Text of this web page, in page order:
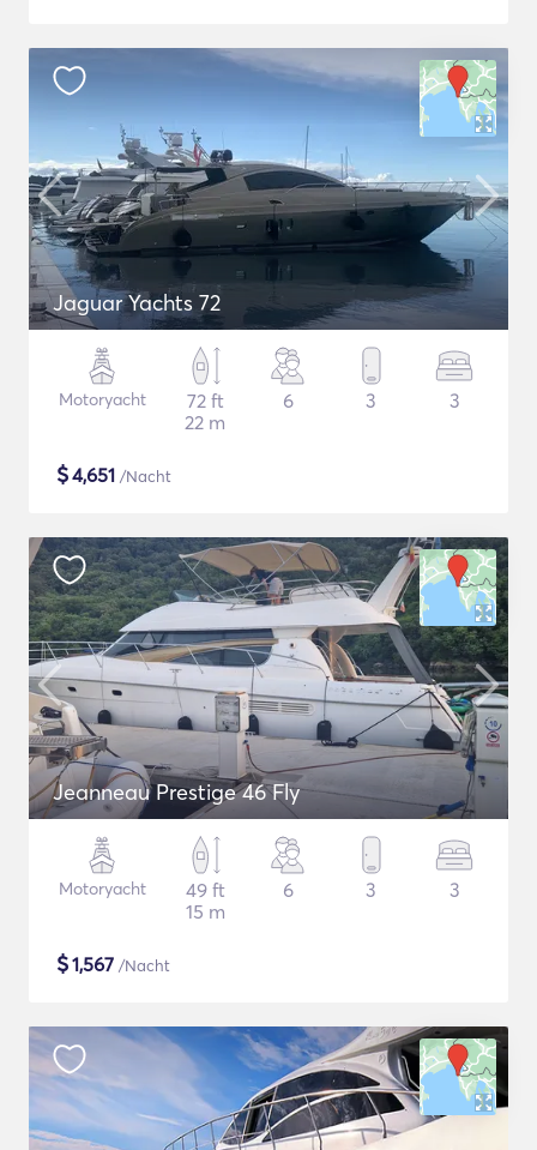
Jaguar Yachts 72
Motoryacht
72 ft
22 m
6 3 3
$4,651 /Nacht
Jeanneau Prestige 46 Fly
Motoryacht
49 ft
15 m
6 3 3
$1,567 /Nacht